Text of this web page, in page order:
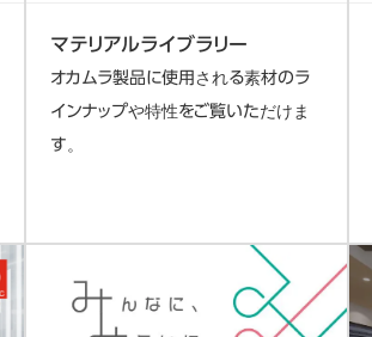
マテリアルライブラリー
オカムラ製品に使用される素材のラ
インナップや特性をご覧いただけま
す。